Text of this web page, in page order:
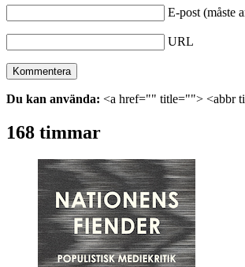
E-post (måste
URL
Du kan använda: <a href="" title=""> <abbr
168 timmar